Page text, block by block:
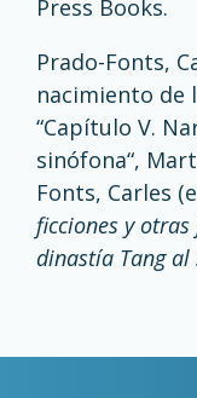
Press Books.
Prado-Fonts,
nacimiento de
“Capítulo V.
sinófona“,
Fonts, Carles
ficciones y
dinastía Tang al